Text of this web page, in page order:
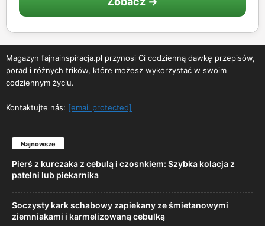
Magazyn fajnainspiracja.pl przynosi Ci codzienną dawkę przepisów,
porad i różnych trików, które możesz wykorzystać w swoim
codziennym życiu.
Kontaktujte nás: [email protected]
Najnowsze
Pierś z kurczaka z cebulą i czosnkiem: Szybka kolacja z
patelni lub piekarnika
Soczysty kark schabowy zapiekany ze śmietanowymi
ziemniakami i karmelizowaną cebulką